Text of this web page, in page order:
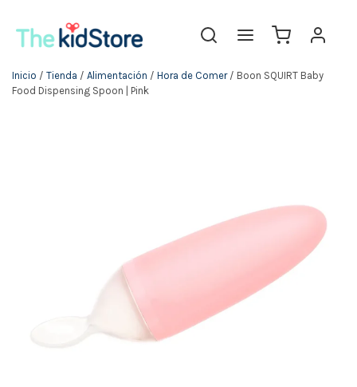
Inicio / Tienda / Alimentación / Hora de Comer/ Boon SQUIRT Baby
Food Dispensing Spoon | Pink